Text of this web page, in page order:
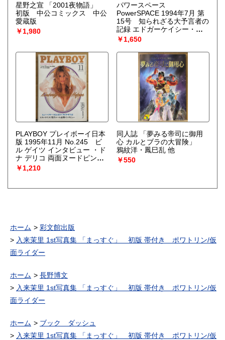
星野之宣 「2001夜物語」
初版 中公コミックス 中公
愛蔵版
￥1,980
パワースペース
PowerSPACE 1994年7月 第
15号 知られざる大予言者の
記録 エドガーケイシー・衝
撃の体外離脱挑戦シリーズ
他 超常現象 科学とオカル
トを超えたマジカルパワーマ
ガジン 月刊空手道別冊
￥1,650
PLAYBOY プレイボーイ日本
版 1995年11月 No.245 ビ
ル ゲイツ インタビュー ・ド
ナ デリコ 両面ヌードピンナ
ップ+ヌード9p・ヒュー ヘフ
ナー愛妻 キンバリー コンラ
ルムート ニュートン特撮！
ード4p 他
￥1,210
同人誌 「夢みる帝司に御用
心 カルとブラの大冒険」
鴉紋洋・鳳巳乱 他
￥550
ホーム
彩文館出版
入来茉里 1st写真集 「まっすぐ」 初版 帯付き ポワトリン/仮
面ライダー
ホーム
長野博文
入来茉里 1st写真集 「まっすぐ」 初版 帯付き ポワトリン/仮
面ライダー
ホーム
ブック ダッシュ
入来茉里 1st写真集 「まっすぐ」 初版 帯付き ポワトリン/仮